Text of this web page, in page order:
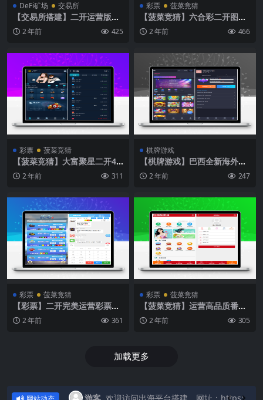
DeFi矿场 交易所
【交易所搭建】二开运营版多
语言交易所/币币秒合约/锁仓
质押/IEO认购/完整机器人
2 年前 425
彩票 菠菜竞猜
【菠菜竞猜】六合彩二开图库
开奖系统/开奖图库/澳门香港
六合彩开奖网
2 年前 466
彩票 菠菜竞猜
【菠菜竞猜】大富聚星二开4
语言cp系统源码/纯越南语言s
sc源码/新增加拿大28
2 年前 311
棋牌游戏
【棋牌游戏】巴西全新海外老
虎机电子游戏
2 年前 247
彩票 菠菜竞猜
【彩票】二开完美运营彩票竞
猜/无授权完整数据
2 年前 361
彩票 菠菜竞猜
【菠菜竞猜】运营高品质番摊
玩法彩票+第三方接口+系统彩
无限加彩
2 年前 305
加载更多
网站动态 欢迎访问出海平台搭建，网址：https://chuhaidj.xyz 1 秒前
游客 欢迎访问出海平台搭建，网址：https://chuhaidj.xyz